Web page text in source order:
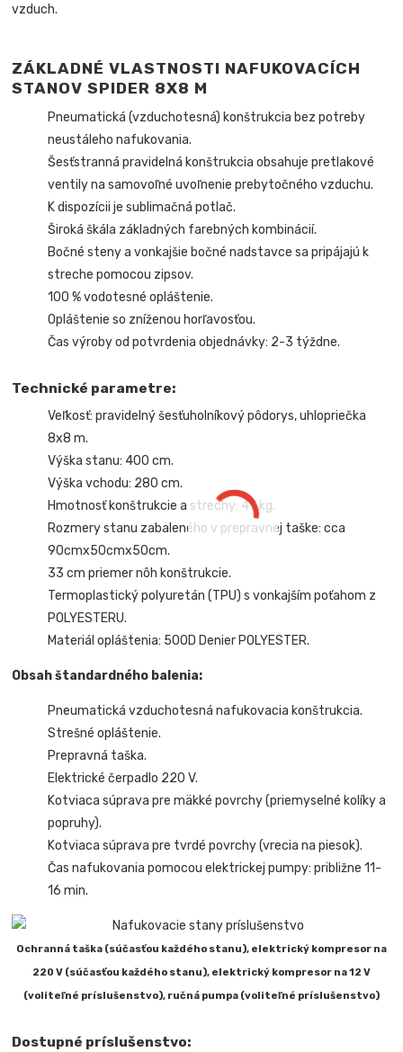
vzduch.
ZÁKLADNÉ VLASTNOSTI NAFUKOVACÍCH
STANOV SPIDER 8X8 M
Pneumatická (vzduchotesná) konštrukcia bez potreby
neustáleho nafukovania.
Šesťstranná pravidelná konštrukcia obsahuje pretlakové
ventily na samovoľné uvoľnenie prebytočného vzduchu.
K dispozícii je sublimačná potlač.
Široká škála základných farebných kombinácií.
Bočné steny a vonkajšie bočné nadstavce sa pripájajú k
streche pomocou zipsov.
100 % vodotesné opláštenie.
Opláštenie so zníženou horľavosťou.
Čas výroby od potvrdenia objednávky: 2-3 týždne.
Technické parametre:
Veľkosť: pravidelný šesťuholníkový pôdorys, uhlopriečka
8x8 m.
Výška stanu: 400 cm.
Výška vchodu: 280 cm.
Hmotnosť konštrukcie a strechy: 47 kg.
Rozmery stanu zabaleného v prepravnej taške: cca
90cmx50cmx50cm.
33 cm priemer nôh konštrukcie.
Termoplastický polyuretán (TPU) s vonkajším poťahom z
POLYESTERU.
Materiál opláštenia: 500D Denier POLYESTER.
Obsah štandardného balenia:
Pneumatická vzduchotesná nafukovacia konštrukcia.
Strešné opláštenie.
Prepravná taška.
Elektrické čerpadlo 220 V.
Kotviaca súprava pre mäkké povrchy (priemyselné kolíky a
popruhy).
Kotviaca súprava pre tvrdé povrchy (vrecia na piesok).
Čas nafukovania pomocou elektrickej pumpy: približne 11-
16 min.
Ochranná taška (súčasťou každého stanu), elektrický kompresor na
220 V (súčasťou každého stanu), elektrický kompresor na 12 V
(voliteľné príslušenstvo), ručná pumpa (voliteľné príslušenstvo)
Dostupné príslušenstvo: